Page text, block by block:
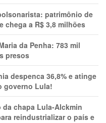
patrimônio de
chega a R$ 3,8 milhões
da Penha: 783 mil
presos
despenca 36,8% e atinge
governo Lula!
da chapa Lula-Alckmin
reindustrializar o país e